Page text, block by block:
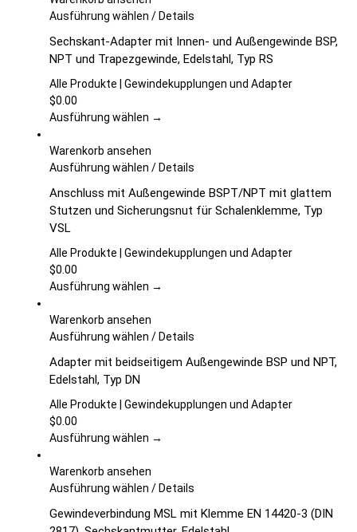
auf
Produktseite
gewählt
werden
Ausführung wählen Dieses
weist
mehrere
Varianten
Die
auf
Produktseite
gewählt
/Details
Sechskant-Adapter mit Innen- und Außengewinde BSP,
NPT und Trapezgewinde, Edelstahl, Typ RS
Alle Produkte | Gewindekupplungen und Adapter
$0.00
Ausführung wählen →
Warenkorb ansehen
Ausführung wählen Dieses
weist
mehrere
auf.
Optionen
der
gewählt
/Details
Anschluss mit Außengewinde BSPT/NPT mit glattem
Stutzen und Sicherungsnut für Schalenklemme, Typ
VSL
Alle Produkte | Gewindekupplungen und Adapter
$0.00
Ausführung wählen →
Warenkorb ansehen
Ausführung wählen Dieses
weist
Varianten
Die
auf
Produktseite
/Details
Adapter mit beidseitigem Außengewinde BSP und NPT,
Edelstahl, Typ DN
Alle Produkte | Gewindekupplungen und Adapter
$0.00
Ausführung wählen →
Warenkorb ansehen
Ausführung wählen Dieses
weist
/Details
Gewindeverbindung MSL mit Klemme EN 14420-3 (DIN